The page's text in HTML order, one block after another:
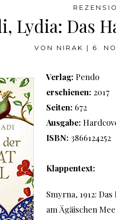
Lydia: Das
VON NIRAK 6.
Verlag: Pendo
erschienen: 2017
Seiten: 672
Ausgabe:
ISBN: 3866124252
Klappentext:
Smyrna, 1912:
am Ägäischen